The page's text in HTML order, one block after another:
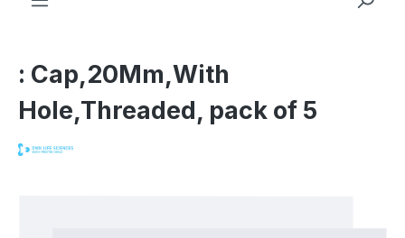
: Cap,20Mm,With
Hole,Threaded, pack of 5